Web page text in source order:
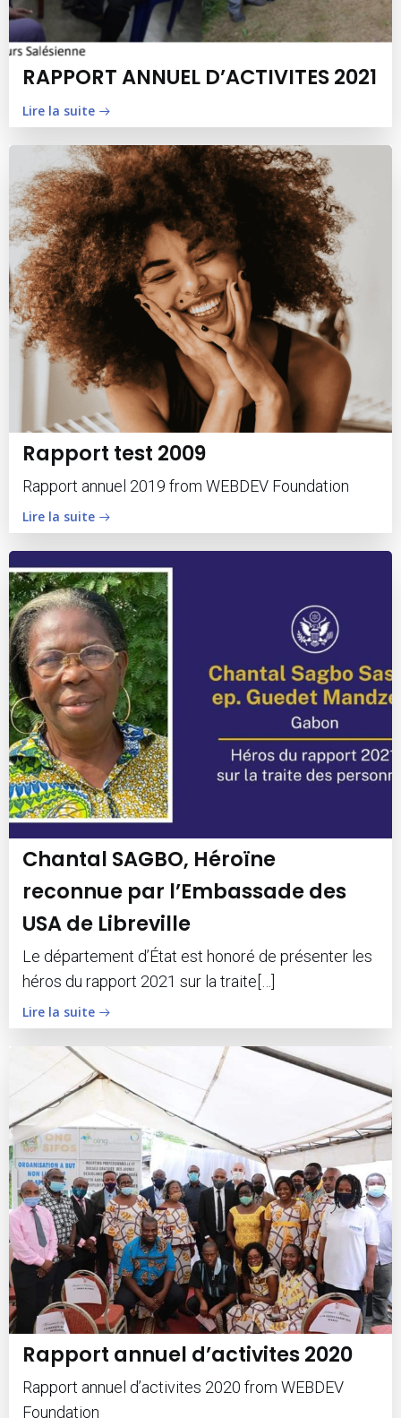
RAPPORT ANNUEL D’ACTIVITES 2021
Lire la suite
Rapport test 2009
Rapport annuel 2019 from WEBDEV Foundation
Lire la suite
Chantal SAGBO, Héroïne
reconnue par l’Embassade des
USA de Libreville
Le département d’État est honoré de présenter les
héros du rapport 2021 sur la traite[…]
Lire la suite
Rapport annuel d’activites 2020
Rapport annuel d’activites 2020 from WEBDEV
Foundation